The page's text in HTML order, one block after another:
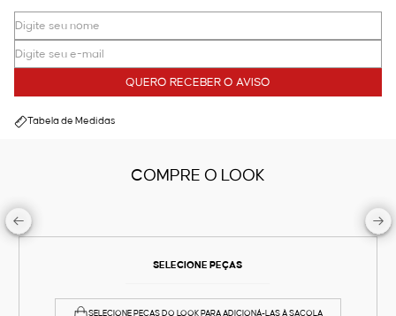
QUERO RECEBER O AVISO
Tabela de Medidas
COMPRE O LOOK
SELECIONE PEÇAS
SELECIONE PEÇAS DO LOOK PARA ADICIONÁ-LAS À SACOLA